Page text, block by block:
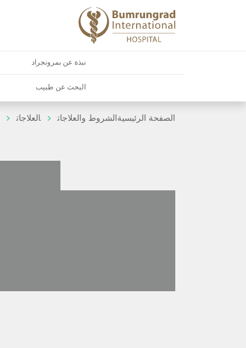
نبذة عن بمرونجراد
البحث عن طبيب
الصفحة الرئيسية الشروط والعلاجات العلاجات